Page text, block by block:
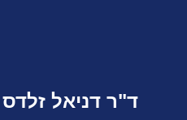
ד"ר דניאל זלדס